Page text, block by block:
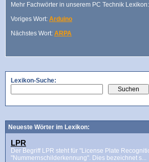
Mehr Fachwörter in unserem PC Technik Lexikon:
Voriges Wort: Arduino
Nächstes Wort: ARPA
Lexikon-Suche:
Neueste Wörter im Lexikon:
LPR
Der Begriff LPR steht für "License Plate
"Nummernschilderkennung". Dies bezeichnet s...